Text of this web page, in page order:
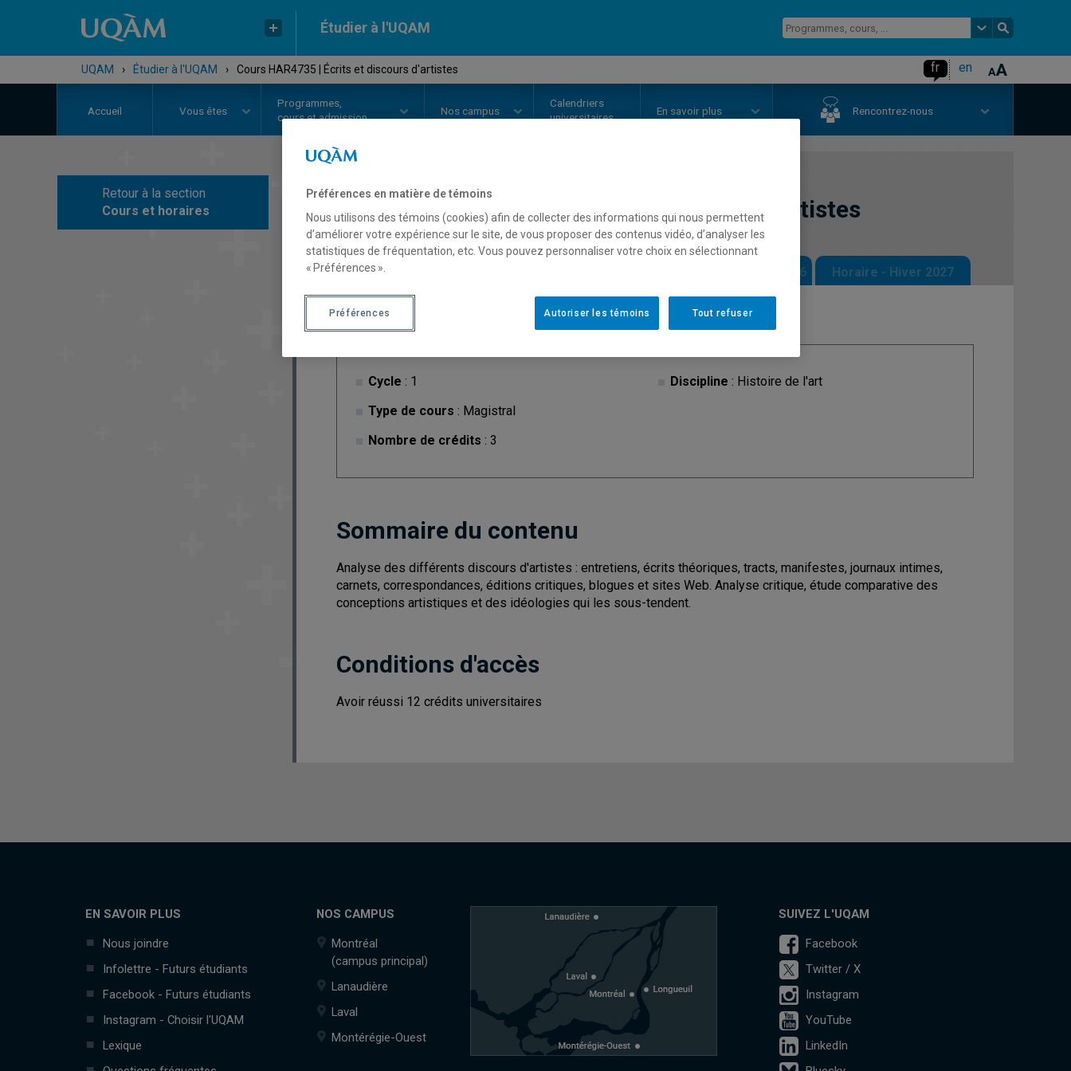
Étudier à l'UQAM
UQAM › Étudier à l'UQAM › Cours HAR4735 | Écrits et discours d'artistes fr en
Accueil Vous êtes
Programmes,
cours et admission
Nos campus
Calendriers
universitaires
En savoir plus Rencontrez-nous
Retour à la section
Cours et horaires
COURS// HAR4735-Écrits et discours d'artistes
Description Horaire - Automne 2026 Horaire - Hiver 2027
Cycle : 1
Type de cours : Magistral
Nombre de crédits : 3
Discipline : Histoire de l'art
Sommaire du contenu
Analyse des différents discours d'artistes : entretiens, écrits théoriques, tracts, manifestes, journaux intimes,
carnets, correspondances, éditions critiques, blogues et sites Web. Analyse critique, étude comparative des
conceptions artistiques et des idéologies qui les sous-tendent.
Conditions d'accès
Avoir réussi 12 crédits universitaires
EN SAVOIR PLUS
Nous joindre
Infolettre - Futurs étudiants
Facebook - Futurs étudiants
Instagram - Choisir l'UQAM
Lexique
NOS CAMPUS
Montréal
(campus principal)
Lanaudière
Laval
Montérégie-Ouest
SUIVEZ L'UQAM
Facebook
Twitter / X
Instagram
YouTube
LinkedIn
Préférences en matière de témoins
Nous utilisons des témoins (cookies) afin de collecter des informations qui nous permettent
d’améliorer votre expérience sur le site, de vous proposer des contenus vidéo, d’analyser les
statistiques de fréquentation, etc. Vous pouvez personnaliser votre choix en sélectionnant
« Préférences ».
Tout refuser
Autoriser les témoins
Préférences